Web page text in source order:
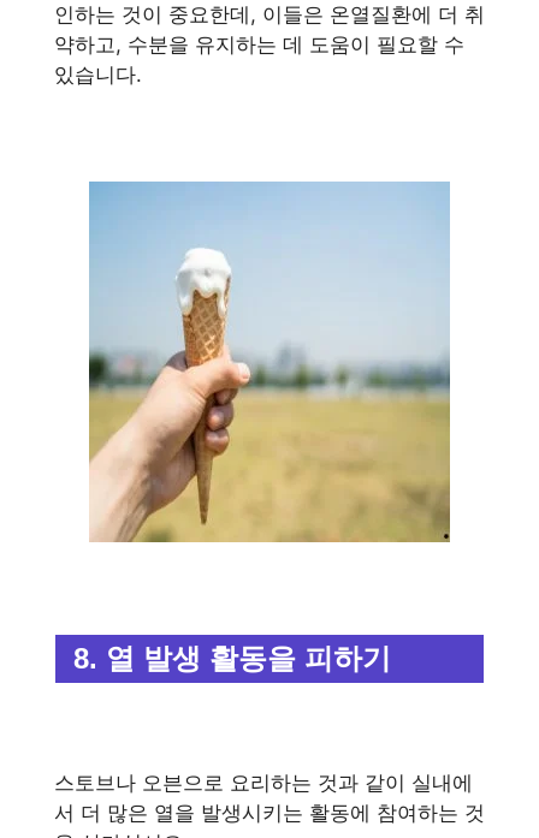
인하는 것이 중요한데, 이들은 온열질환에 더 취
약하고, 수분을 유지하는 데 도움이 필요할 수
있습니다.
8. 열 발생 활동을 피하기
스토브나 오븐으로 요리하는 것과 같이 실내에
서 더 많은 열을 발생시키는 활동에 참여하는 것